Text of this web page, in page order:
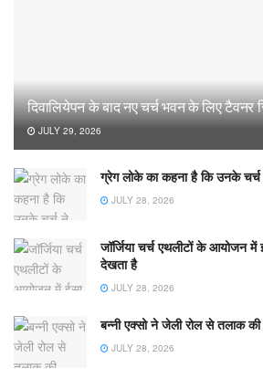
दिवालियेपन के बाद नए चर्च भवन के लिए टैवनर
JULY 29, 2026
ग्रेग लोके का कहना है कि उनके चर्च
JULY 28, 2026
जॉर्जिया चर्च एथलीटों के आयोजन
देखता है
JULY 28, 2026
बन्नी एक्सो ने जेली रोल से तलाक की
JULY 28, 2026